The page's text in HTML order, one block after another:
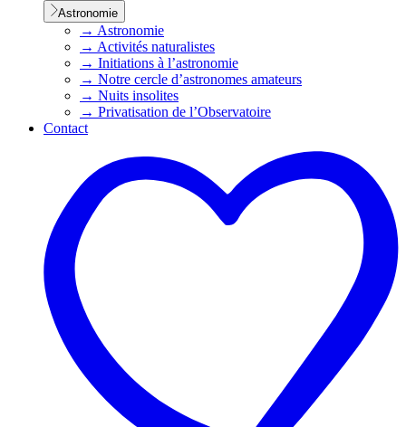
Astronomie
→ Astronomie
→ Activités naturalistes
→ Initiations à l’astronomie
→ Notre cercle d’astronomes amateurs
→ Nuits insolites
→ Privatisation de l’Observatoire
Contact